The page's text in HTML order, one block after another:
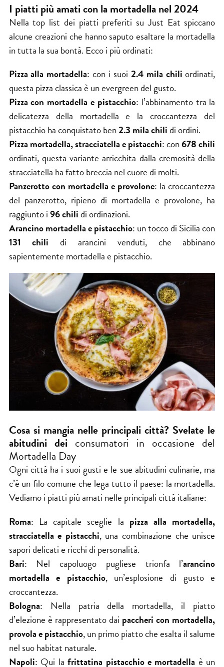
I piatti più amati con la mortadella nel 2024
Nella top list dei piatti preferiti su Just Eat spiccano
alcune creazioni che hanno saputo esaltare la mortadella
in tutta la sua bontà. Ecco i più ordinati:
Pizza alla mortadella: con i suoi 2.4 mila chili ordinati,
questa pizza classica è un evergreen del gusto.
Pizza con mortadella e pistacchio: l’abbinamento tra la
delicatezza della mortadella e la croccantezza del
pistacchio ha conquistato ben2.3 mila chilidi ordini.
Pizza mortadella, stracciatella e pistacchi: con678 chili
ordinati, questa variante arricchita dalla cremosità della
stracciatella ha fatto breccia nel cuore di molti.
Panzerotto con mortadella e provolone: la croccantezza
del panzerotto, ripieno di mortadella e provolone, ha
raggiunto i96 chilidi ordinazioni.
Arancino mortadella e pistacchio: un tocco di Sicilia con
131 chili di arancini venduti, che abbinano
sapientemente mortadella e pistacchio.
Cosa si mangia nelle principali città? Svelate le
abitudini dei consumatori in occasione del
Mortadella Day
Ogni città ha i suoi gusti e le sue abitudini culinarie, ma
c’è un filo comune che lega tutto il paese: la mortadella.
Vediamo i piatti più amati nelle principali città italiane:
Roma: La capitale sceglie la pizza alla mortadella,
stracciatella e pistacchi, una combinazione che unisce
sapori delicati e ricchi di personalità.
Bari: Nel capoluogo pugliese trionfa l’arancino
mortadella e pistacchio, un’esplosione di gusto e
croccantezza.
Bologna: Nella patria della mortadella, il piatto
d’elezione è rappresentato dai paccheri con mortadella,
provola e pistacchio, un primo piatto che esalta il salume
nel suo habitat naturale.
Napoli: Qui lafrittatina pistacchio e mortadella è un